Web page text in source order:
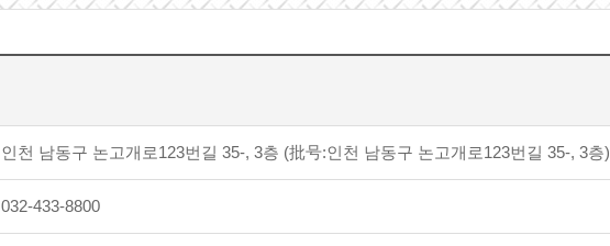
인천 남동구 논고개로123번길 35-, 3층 (批号:인천 남동구 논고개로123번길 35-, 3층)
032-433-8800